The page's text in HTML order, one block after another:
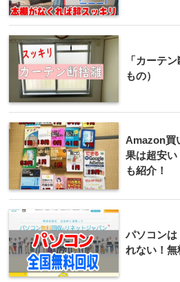
「カーテ
もの）
Amazon買
果は超安い
も紹介！
パソコンは
れない！